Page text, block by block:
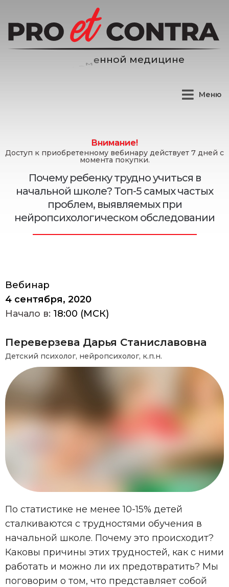
едицине
Меню
Внимание!
Доступ к приобретенному вебинару действует 7 дней с
момента покупки.
Почему ребенку трудно учиться в
начальной школе? Топ-5 самых частых
проблем, выявляемых при
нейропсихологическом обследовании
Вебинар
4 сентября, 2020
Начало в: 18:00 (МСК)
Переверзева Дарья Станиславовна
Детский психолог, нейропcихолог, к.п.н.
По статистике не менее 10-15% детей
сталкиваются с трудностями обучения в
начальной школе. Почему это происходит?
Каковы причины этих трудностей, как с ними
работать и можно ли их предотвратить? Мы
поговорим о том, что представляет собой